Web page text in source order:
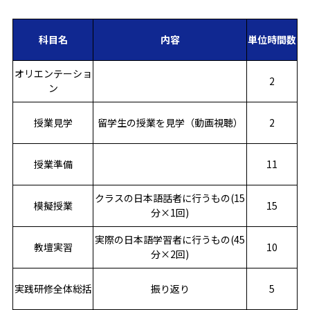
科目名 内容 単位時間数
オリエンテーショ
ン
2
授業見学 留学生の授業を見学（動画視聴） 2
授業準備 11
模擬授業
クラスの日本語話者に行うもの(15
分×1回)
15
教壇実習
実際の日本語学習者に行うもの(45
分×2回)
10
実践研修全体総括 振り返り 5